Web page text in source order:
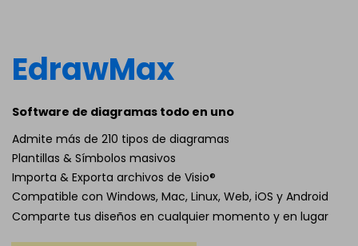
EdrawMax
Software de diagramas todo en uno
Admite más de 210 tipos de diagramas
Plantillas & Símbolos masivos
Importa & Exporta archivos de Visio®
Compatible con Windows, Mac, Linux, Web, iOS y Android
Comparte tus diseños en cualquier momento y en lugar